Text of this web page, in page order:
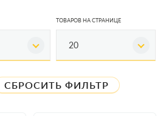
ТОВАРОВ НА СТРАНИЦЕ
20
СБРОСИТЬ ФИЛЬТР